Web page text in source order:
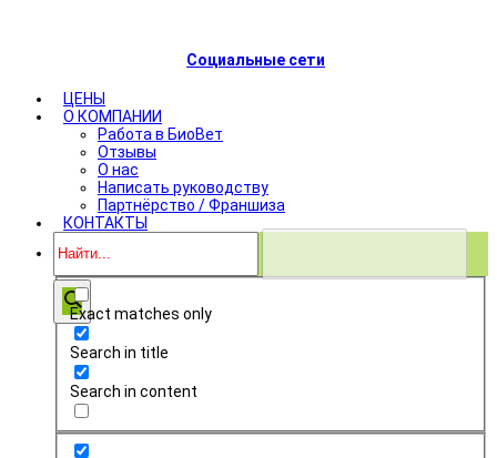
Социальные сети
ЦЕНЫ
О КОМПАНИИ
Работа в БиоВет
Отзывы
О нас
Написать руководству
Партнёрство / Франшиза
КОНТАКТЫ
Exact matches only
Search in title
Search in content